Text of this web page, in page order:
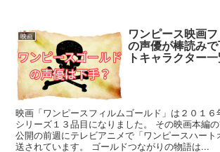
映画 ワンピース映画
の声優が棒読み
トキャラクター
映画「ワンピースフィルムゴールド」は２０１
シリーズ１３品目になりました。 その映画本編
公開の前週にテレビアニメで「ワンピースハー
送されています。 ゴールドつながりの物語は...